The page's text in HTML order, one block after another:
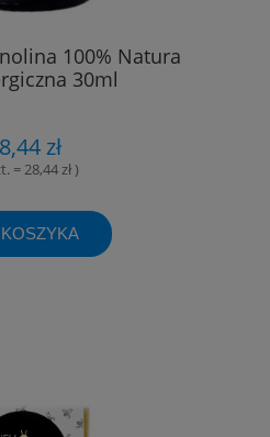
100% Natura
30ml
zł
= 28,44 zł )